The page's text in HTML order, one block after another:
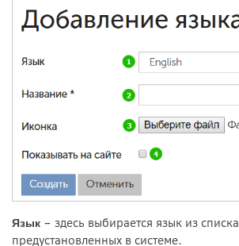
Язык – здесь выбирается язык из списка
предустановленных в системе.